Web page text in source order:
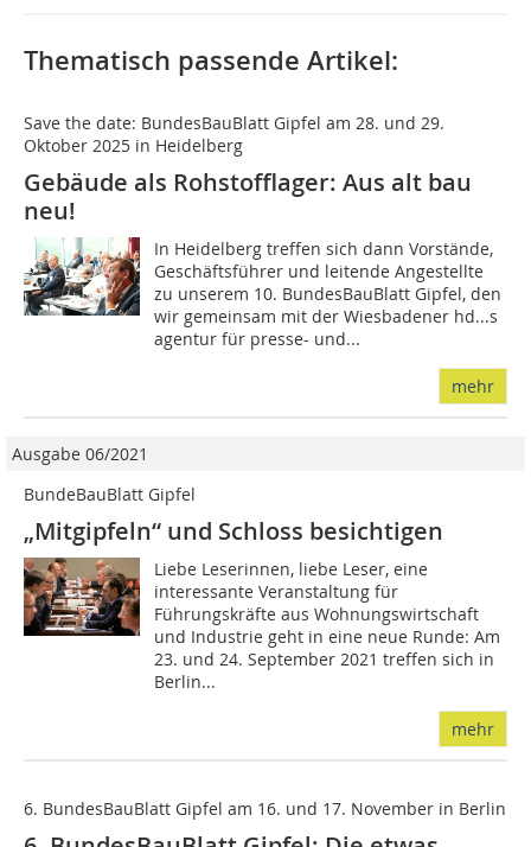
Thematisch passende Artikel:
Save the date: BundesBauBlatt Gipfel am 28. und 29.
Oktober 2025 in Heidelberg
Gebäude als Rohstofflager: Aus alt bau
neu!
In Heidelberg treffen sich dann Vorstände,
Geschäftsführer und leitende Angestellte
zu unserem 10. BundesBauBlatt Gipfel, den
wir gemeinsam mit der Wiesbadener hd...s
agentur für presse- und...
mehr
Ausgabe 06/2021
BundeBauBlatt Gipfel
„Mitgipfeln“ und Schloss besichtigen
Liebe Leserinnen, liebe Leser, eine
interessante Veranstaltung für
Führungskräfte aus Wohnungswirtschaft
und Industrie geht in eine neue Runde: Am
23. und 24. September 2021 treffen sich in
Berlin...
mehr
6. BundesBauBlatt Gipfel am 16. und 17. November in Berlin